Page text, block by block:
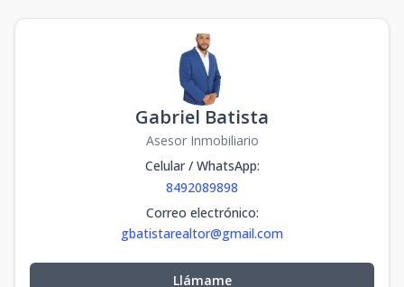
Gabriel Batista
Asesor Inmobiliario
Celular / WhatsApp:
8492089898
Correo electrónico:
gbatistarealtor@gmail.com
Llámame